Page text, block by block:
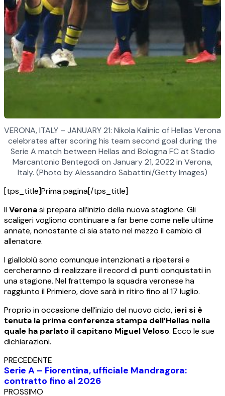
VERONA, ITALY – JANUARY 21: Nikola Kalinic of Hellas Verona
celebrates after scoring his team second goal during the
Serie A match between Hellas and Bologna FC at Stadio
Marcantonio Bentegodi on January 21, 2022 in Verona,
Italy. (Photo by Alessandro Sabattini/Getty Images)
[tps_title]Prima pagina[/tps_title]
IlVeronasi prepara all’inizio della nuova stagione. Gli
scaligeri vogliono continuare a far bene come nelle ultime
annate, nonostante ci sia stato nel mezzo il cambio di
allenatore.
I gialloblù sono comunque intenzionati a ripetersi e
cercheranno di realizzare il record di punti conquistati in
una stagione. Nel frattempo la squadra veronese ha
raggiunto il Primiero, dove sarà in ritiro fino al 17 luglio.
Proprio in occasione dell’inizio del nuovo ciclo, ieri si è
tenuta la prima conferenza stampa dell’Hellas nella
quale ha parlato il capitano Miguel Veloso. Ecco le sue
dichiarazioni.
PRECEDENTE
Serie A – Fiorentina, ufficiale Mandragora:
contratto fino al 2026
PROSSIMO